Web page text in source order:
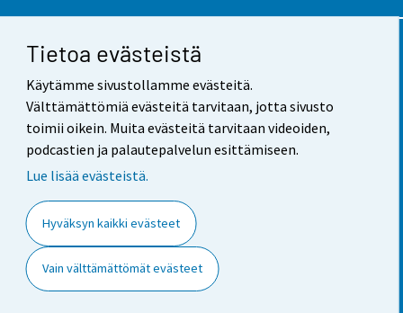
Tietoa evästeistä
Käytämme sivustollamme evästeitä.
Välttämättömiä evästeitä tarvitaan, jotta sivusto
toimii oikein. Muita evästeitä tarvitaan videoiden,
podcastien ja palautepalvelun esittämiseen.
Lue lisää evästeistä.
Hyväksyn kaikki evästeet
Vain välttämättömät evästeet
Yhteystiedot
Palaute
Käyttöehdot
Saavutettavuus
Tietoa sivustosta
Evästeasetukset